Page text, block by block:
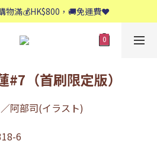
查詢：9558 8661
滿💰HK$800，🚚免運費❤️
查詢：9558 8661
#7（首刷限定版）
阿部司(イラスト)
6